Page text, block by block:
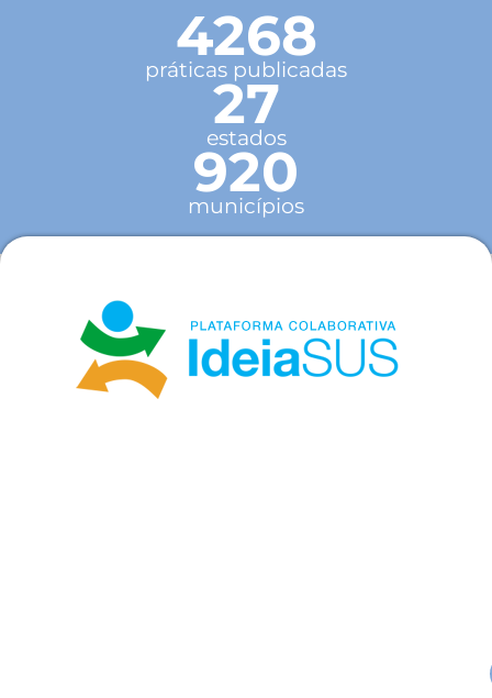
4268
práticas publicadas
27
estados
920
municípios